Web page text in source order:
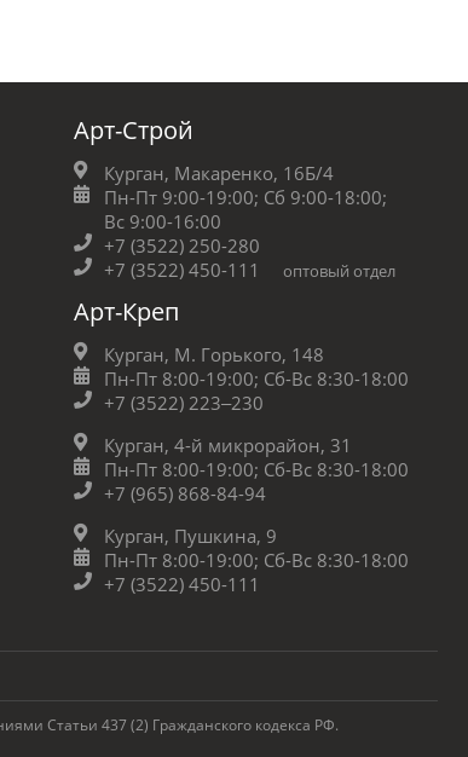
Арт-Строй
Курган, Макаренко, 16Б/4
Пн-Пт 9:00-19:00; Сб 9:00-18:00;
Вс 9:00-16:00
+7 (3522) 250-280
+7 (3522) 450-111
оптовый отдел
Арт-Креп
Курган, М. Горького, 148
Пн-Пт 8:00-19:00; Сб-Вс 8:30-18:00
+7 (3522) 223‒230
Курган, 4-й микрорайон, 31
Пн-Пт 8:00-19:00; Сб-Вс 8:30-18:00
+7 (965) 868-84-94
Курган, Пушкина, 9
Пн-Пт 8:00-19:00; Сб-Вс 8:30-18:00
+7 (3522) 450-111
Статьи 437 (2) Гражданского кодекса РФ.